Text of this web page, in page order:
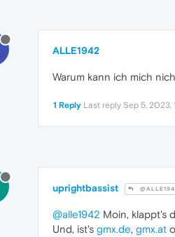
ALLE1942
Warum kann ich mich
1 Reply Last reply Sep 5, 2023,
uprightbassist
@alle1942 Moin, klappt's
Und, ist's gmx.de, gmx.at